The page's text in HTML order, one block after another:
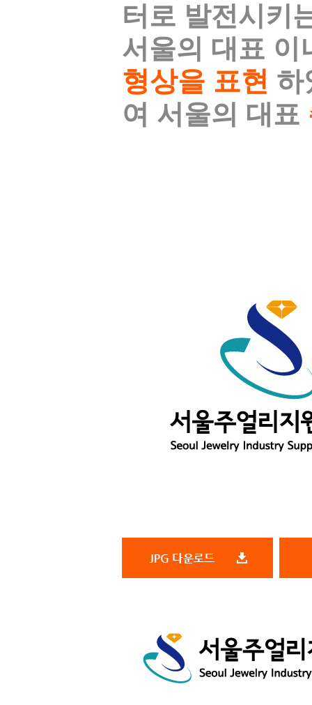
터로 발전시키
서울의 대표
형상을 표현 하
여 서울의 대표